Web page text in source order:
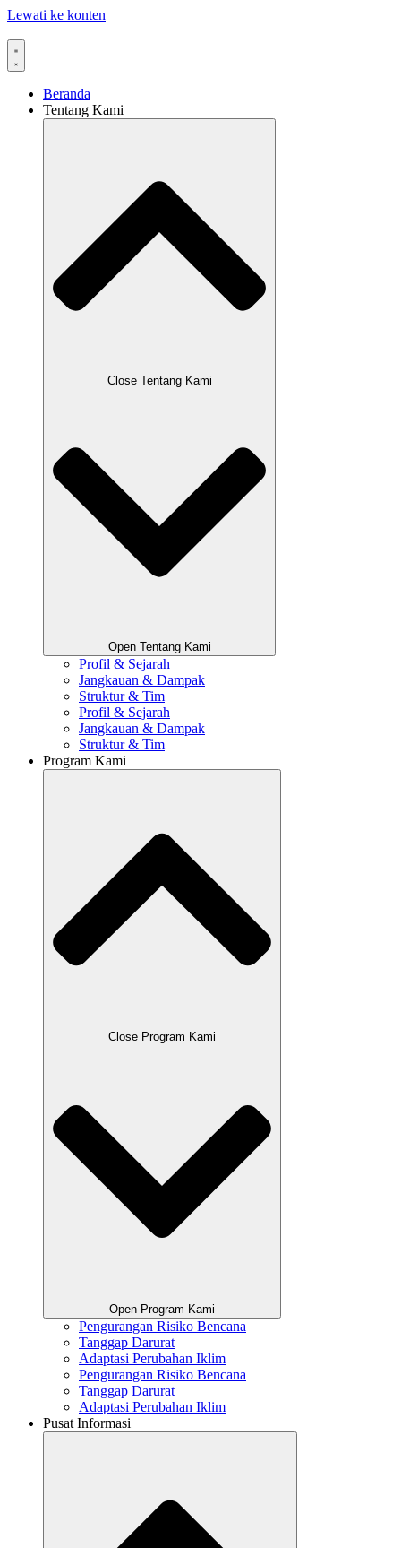
Lewati ke konten
Beranda
Tentang Kami
Close Tentang Kami
Open Tentang Kami
Profil & Sejarah
Jangkauan & Dampak
Struktur & Tim
Profil & Sejarah
Jangkauan & Dampak
Struktur & Tim
Program Kami
Close Program Kami
Open Program Kami
Pengurangan Risiko Bencana
Tanggap Darurat
Adaptasi Perubahan Iklim
Pengurangan Risiko Bencana
Tanggap Darurat
Adaptasi Perubahan Iklim
Pusat Informasi